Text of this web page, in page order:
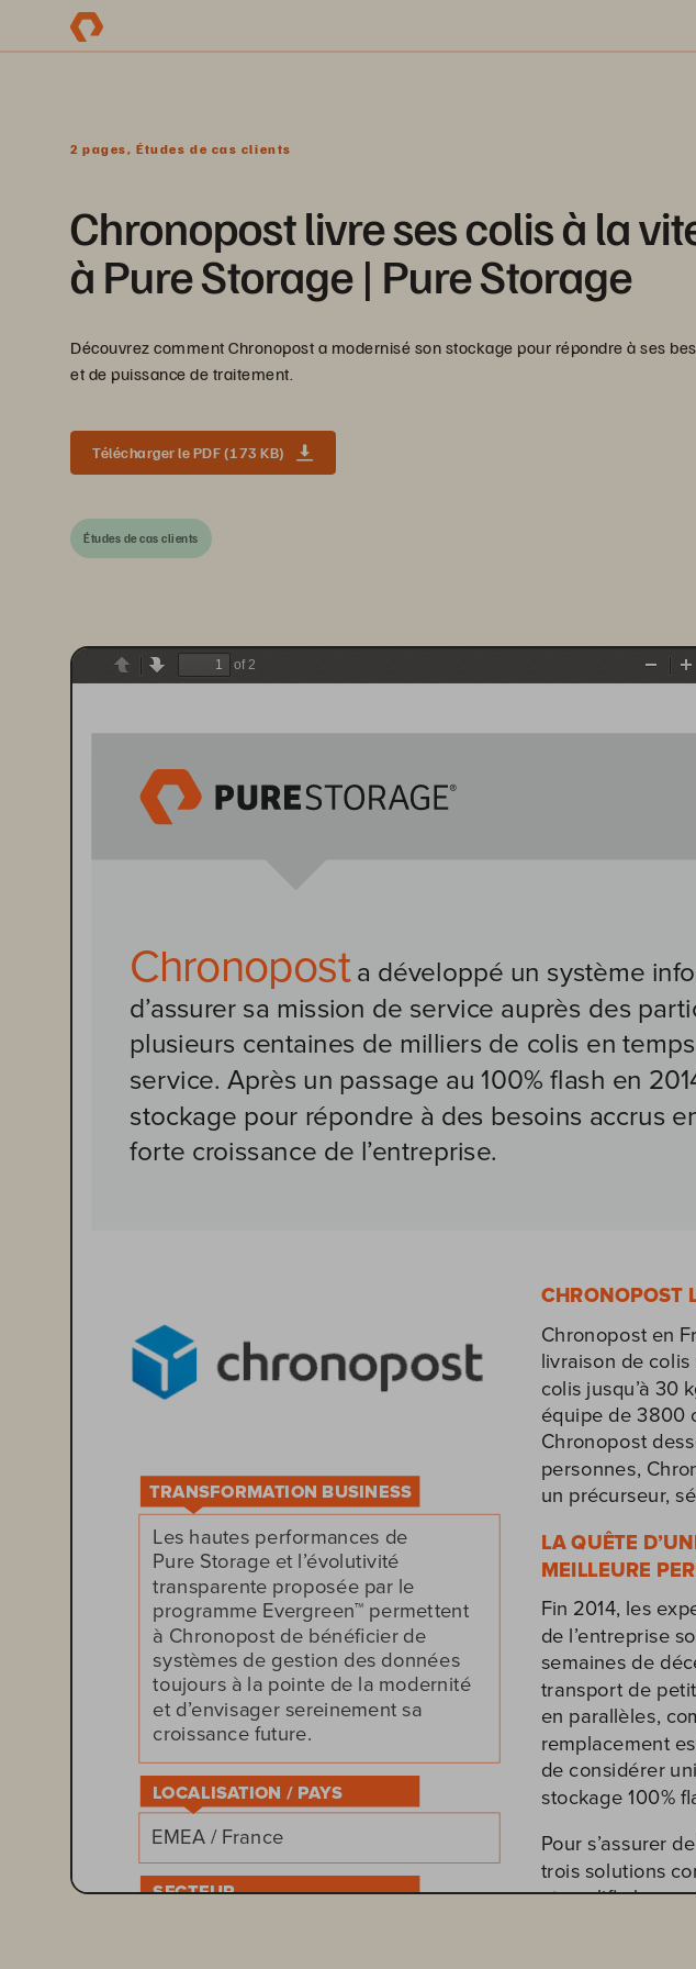
2 pages, Études de cas clients
Chronopost livre ses colis à la
à Pure Storage | Pure Storage
Découvrez comment Chronopost a modernisé son stockage pour répondre à ses
et de puissance de traitement.
Télécharger le PDF (173 KB)
Études de cas clients
PreviousNext
of 2
Zoom
Les hautes performances de
Pure Storage et l’évolutivité
transparente proposée par le
programme Evergreen™ permettent
à Chronopost de bénéficier de
systèmes de gestion des données
toujours à la pointe de la modernité
et d’envisager sereinement sa
croissance future.
EMEA / France
  SECTEUR
  TRANSFORMATION BUSINESS
  LOCALISATION / PAYS
CHRONOPOST
Chronopost en
livraison de colis
colis jusqu’à 30
équipe de 3800
Chronopost
personnes,
un précurseur,
LA QUÊTE
MEILLEURE
Fin 2014, les
de l’entreprise
semaines de
transport de
en parallèles,
remplacement
de considérer
stockage 100%
Pour s’assurer
trois solutions
et qualifie les
Chronopost a développé un système
d’assurer sa mission de service auprès des
plusieurs centaines de milliers de colis en
service. Après un passage au 100% flash en
stockage pour répondre à des besoins accrus
forte croissance de l’entreprise.